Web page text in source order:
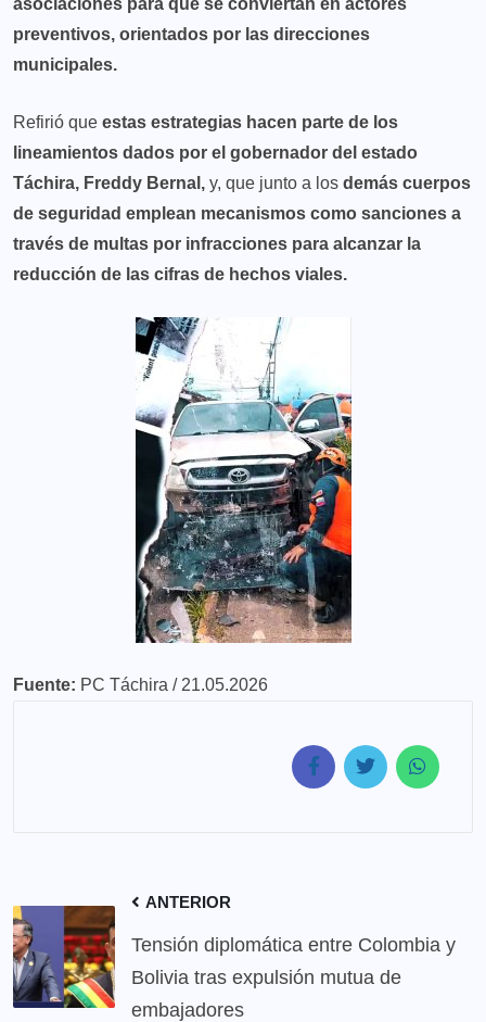
preventivos, orientados por las direcciones
municipales.
Refirió que estas estrategias hacen parte de los
lineamientos dados por el gobernador del estado
Táchira, Freddy Bernal, y, que junto a los demás cuerpos
de seguridad emplean mecanismos como sanciones a
través de multas por infracciones para alcanzar la
reducción de las cifras de hechos viales.
Fuente: PC Táchira / 21.05.2026
ANTERIOR
Tensión diplomática entre Colombia y
Bolivia tras expulsión mutua de
embajadores